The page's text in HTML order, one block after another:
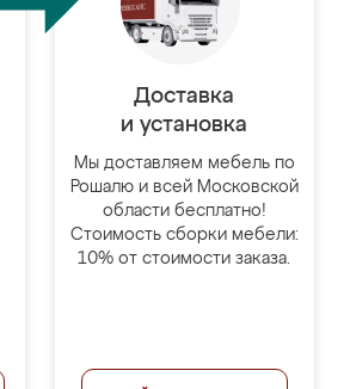
Доставка
и установка
Мы доставляем мебель по
Рошалю и всей Московской
области бесплатно!
Стоимость сборки мебели:
10% от стоимости заказа.